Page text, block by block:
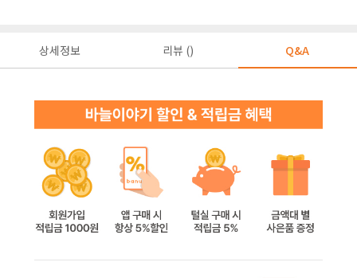
상세정보 리뷰 () Q&A